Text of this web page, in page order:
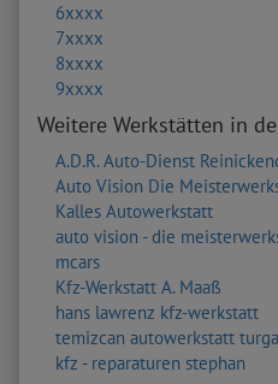
6xxxx
7xxxx
8xxxx
9xxxx
Weitere Werkstätten in
A.D.R. Auto-Dienst
Auto Vision Die
Kalles Autowerkstatt
auto vision - die
mcars
Kfz-Werkstatt A. Maaß
hans lawrenz kfz-werkstatt
temizcan autowerkstatt
kfz - reparaturen stephan